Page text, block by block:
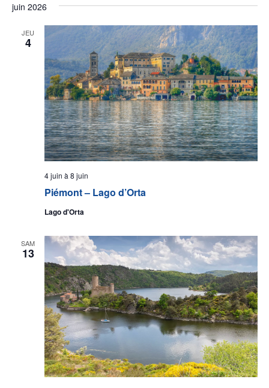
juin 2026
JEU
4
Piémont – Lago d’Orta
4 juin à 8 juin
Lago d'Orta
SAM
13